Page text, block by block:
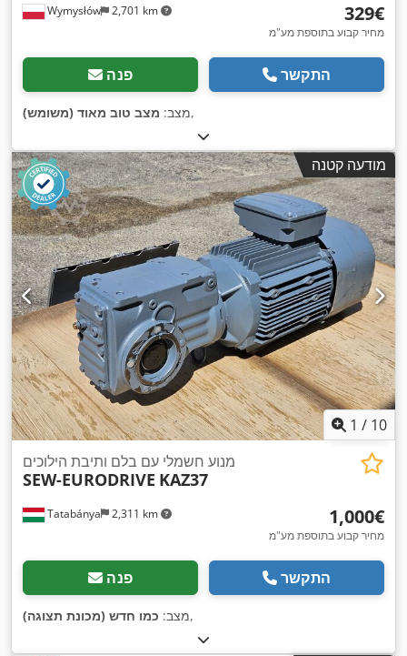
Wymysłów 2,701 km ‏329 ‏€
מחיר קבוע בתוספת מע"מ
פנה התקשר
מצב: מצב טוב מאוד (משומש) ,
מודעה קטנה
1 / 10
Tatabánya 2,311 km
מנוע חשמלי עם בלם ותיבת הילוכים
SEW-EURODRIVE KAZ37
‏1,000 ‏€
מחיר קבוע בתוספת מע"מ
פנה התקשר
מצב: כמו חדש (מכונת תצוגה) ,